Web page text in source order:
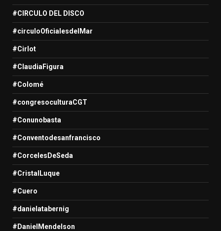
#CIRCULO DEL DISCO
#circuloOficialesdelMar
#Cirlot
#ClaudiaFigura
#Colomé
#congresoculturaCGT
#Conunobasta
#Conventodesanfrancisco
#CorcelesDeSeda
#CristalLuque
#Cuero
#danielatabernig
#DanielMendelson